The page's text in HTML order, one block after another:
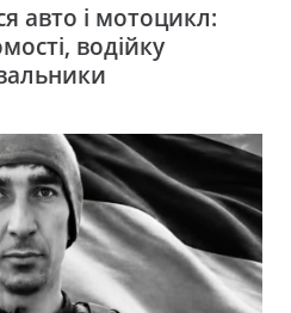
авто і мотоцикл:
водійку